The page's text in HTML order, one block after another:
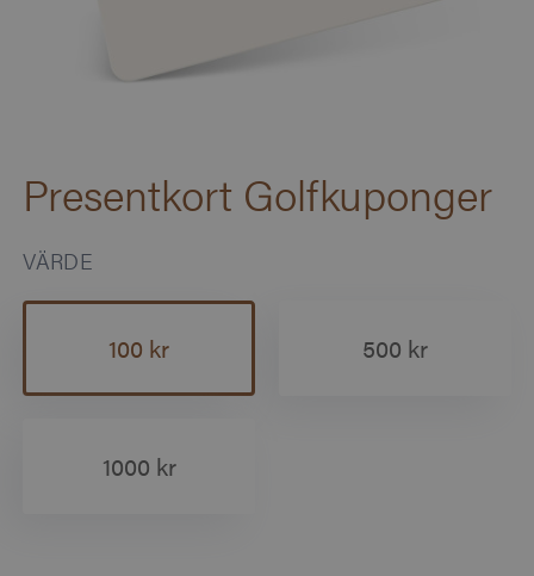
Presentkort Golfkuponger
VÄRDE
100 kr 500 kr
1000 kr